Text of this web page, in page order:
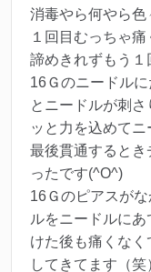
消毒やら何やら色
１回目むっちゃ
諦めきれずもう１
16Ｇのニードル
とニードルが刺
ッと力を込めてニ
最後貫通すると
ったです(^O^)
16Ｇのピアスが
ルをニードルに
けた後も痛くな
してきてます（